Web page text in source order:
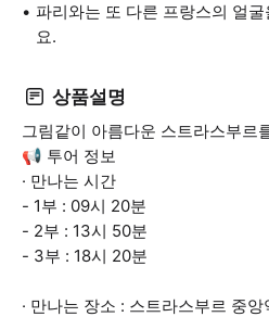
파리와는 또 다른 프랑스의 얼
요.
상품설명
그림같이 아름다운 스트라스부르
📢 투어 정보
· 만나는 시간
- 1부 : 09시 20분
- 2부 : 13시 50분
- 3부 : 18시 20분
· 만나는 장소 : 스트라스부르 중